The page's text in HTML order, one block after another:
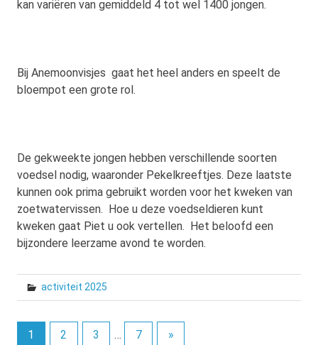
kan variëren van gemiddeld 4 tot wel 1400 jongen.
Bij Anemoonvisjes gaat het heel anders en speelt de
bloempot een grote rol.
De gekweekte jongen hebben verschillende soorten
voedsel nodig, waaronder Pekelkreeftjes. Deze laatste
kunnen ook prima gebruikt worden voor het kweken van
zoetwatervissen. Hoe u deze voedseldieren kunt
kweken gaat Piet u ook vertellen. Het beloofd een
bijzondere leerzame avond te worden.
activiteit 2025
1 2 3 … 7 »